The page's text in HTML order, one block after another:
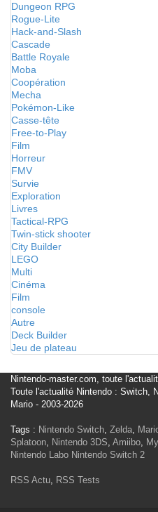
Dungeon RPG
Rogue-Lite
Hack-and-Slash
Cascade
Battle Royale
Moba
Coopération
Mecha
Pokémon-Like
Casse-tête
Free-to-Play
Film
Horreur
FMV
Survie
Exploration
Livres
Tactical-RPG
Twin-stick shooter
City Builder
LEGO
Multi
Cinéma
Film
console
Autre
Deck Builder
Jeu de plateau
Nintendo-master.com, toute
Toute l'actualité Nintendo : Switch,
Mario - 2003-2026
Tags : Nintendo Switch, Zelda,
Splatoon, Nintendo 3DS, Amiibo,
Nintendo Labo Nintendo Switch 2
RSS Actu, RSS Tests